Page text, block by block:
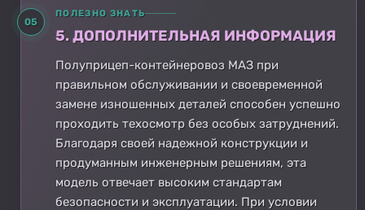
05
ПОЛЕЗНО ЗНАТЬ
5. ДОПОЛНИТЕЛЬНАЯ ИНФОРМАЦИЯ
Полуприцеп-контейнеровоз МАЗ при
правильном обслуживании и своевременной
замене изношенных деталей способен успешно
проходить техосмотр без особых затруднений.
Благодаря своей надежной конструкции и
продуманным инженерным решениям, эта
модель отвечает высоким стандартам
безопасности и эксплуатации. При условии